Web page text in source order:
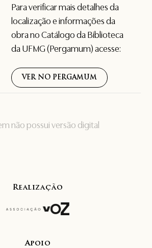
não possui versão digital
Para verificar mais detalhes da
localização e informações da
obra no Catálogo da Biblioteca
da UFMG (Pergamum) acesse:
VER NO PERGAMUM
Realização
Apoio